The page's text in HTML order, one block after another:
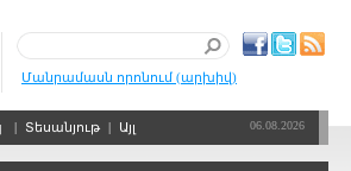
Մանրամասն որոնում (արխիվ)
| Տեսանյութ | Այլ 06.08.2026